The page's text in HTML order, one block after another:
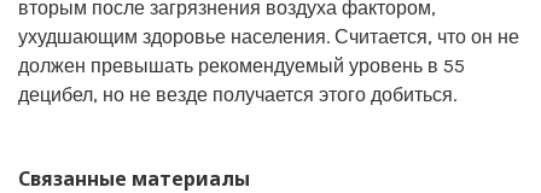
вторым после загрязнения воздуха фактором,
ухудшающим здоровье населения. Считается, что он не
должен превышать рекомендуемый уровень в 55
децибел, но не везде получается этого добиться.
Связанные материалы